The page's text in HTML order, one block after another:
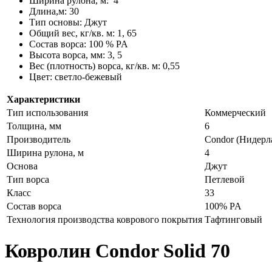
Длина,м: 30
Тип основы: Джут
Общий вес, кг/кв. м: 1, 65
Состав ворса: 100 % PA
Высота ворса, мм: 3, 5
Вес (плотность) ворса, кг/кв. м: 0,55
Цвет: светло-бежевый
Характеристики
Тип использования
Коммерческий
Толщина, мм
6
Производитель
Condor
Ширина рулона, м
4
Основа
Джут
Тип ворса
Петлевой
Класс
33
Состав ворса
100% PA
Технология производства коврового покрытия Тафтинговый
Ковролин Condor Solid 70